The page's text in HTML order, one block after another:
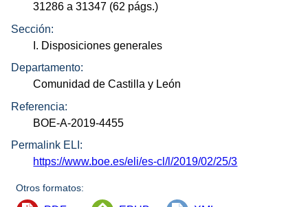
31286 a 31347 (62 págs.)
Sección:
I. Disposiciones generales
Departamento:
Comunidad de Castilla y León
Referencia:
BOE-A-2019-4455
Permalink ELI:
https://www.boe.es/eli/es-cl/l/2019/02/25/3
Otros formatos: